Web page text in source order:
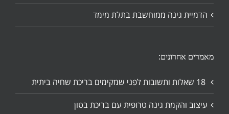
הדמיית גינה ממוחשבת בתלת מימד
מאמרים אחרונים:
עיצוב והקמת גינה טרופית עם בריכת בטון